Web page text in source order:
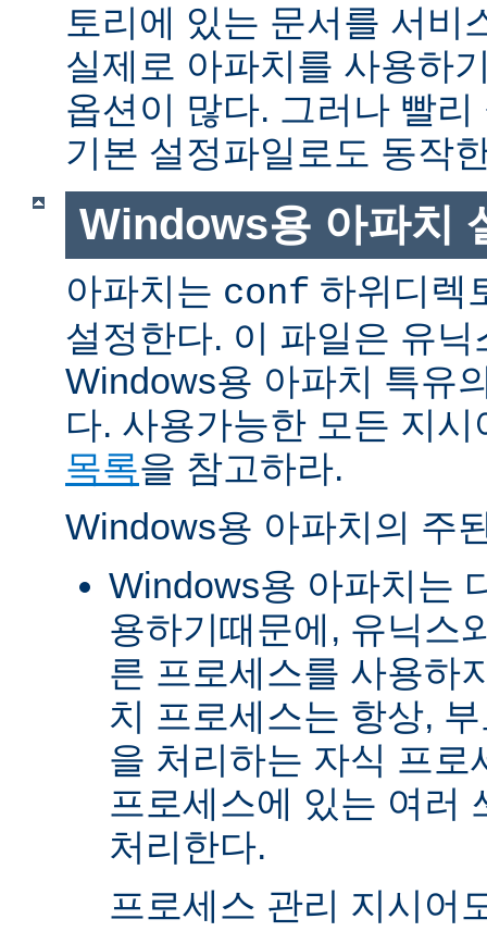
토리에 있는 문서를 서비
실제로 아파치를 사용하
옵션이 많다. 그러나 빨
기본 설정파일로도 동작
Windows용 아파치
아파치는 conf 하위디렉
설정한다. 이 파일은 유
Windows용 아파치 특유
다. 사용가능한 모든 지
목록을 참고하라.
Windows용 아파치의 주
Windows용 아파치는
용하기때문에, 유닉스
른 프로세스를 사용하
치 프로세스는 항상,
을 처리하는 자식 프로
프로세스에 있는 여러
처리한다.
프로세스 관리 지시어